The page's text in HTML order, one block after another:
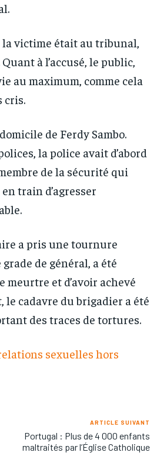
la victime était au tribunal,
à l’accusé, le public,
au maximum, comme cela
cris.
de Ferdy Sambo.
la police avait d’abord
de la sécurité qui
train d’agresser
a pris une tournure
grade de général, a été
meurtre et d’avoir achevé
le cadavre du brigadier a été
des traces de tortures.
sexuelles hors
ARTICLE SUIVANT
Portugal : Plus de 4 000 enfants
maltraités par l’Église Catholique